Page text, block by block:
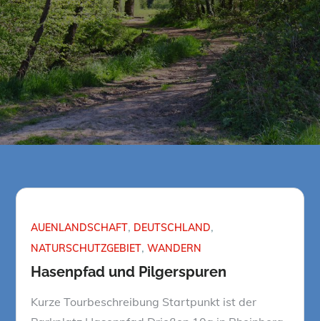
AUENLANDSCHAFT DEUTSCHLAND
NATURSCHUTZGEBIET WANDERN
Hasenpfad und Pilgerspuren
Kurze Tourbeschreibung Startpunkt ist der